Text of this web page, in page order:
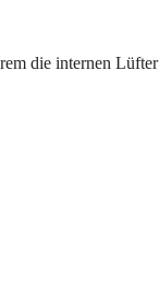
die internen